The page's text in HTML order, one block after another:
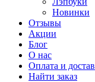
Новинки
Отзывы
Акции
Блог
О нас
Оплата и
Найти заказ